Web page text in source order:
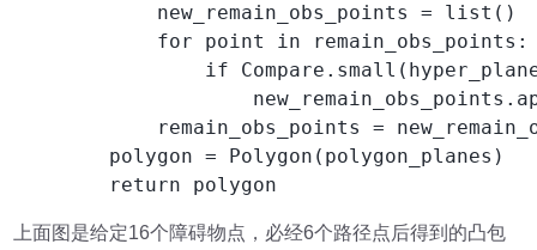
            new_remain_obs_points = list()
            for point in remain_obs_points:
if
remain_obs_points =
        polygon = Polygon(polygon_planes)
        return polygon
上面图是给定16个障碍物点，必经6个路径点后得到的凸包